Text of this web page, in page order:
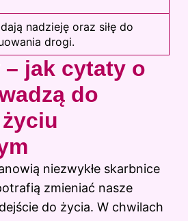
nadzieję oraz siłę do
drogi.
– jak cytaty o
do
niezwykłe skarbnice
zmieniać nasze
do życia. W chwilach